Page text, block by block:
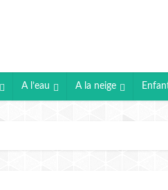
A l’eau A la neige